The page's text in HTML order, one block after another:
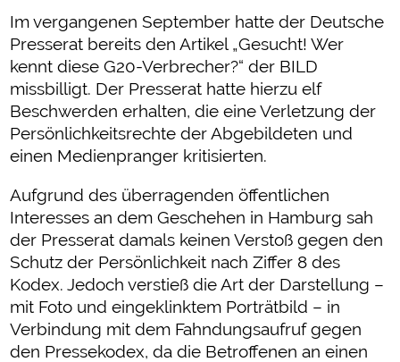
Im vergangenen September hatte der Deutsche
Presserat bereits den Artikel „Gesucht! Wer
kennt diese G20-Verbrecher?“ der BILD
missbilligt. Der Presserat hatte hierzu elf
Beschwerden erhalten, die eine Verletzung der
Persönlichkeitsrechte der Abgebildeten und
einen Medienpranger kritisierten.
Aufgrund des überragenden öffentlichen
Interesses an dem Geschehen in Hamburg sah
der Presserat damals keinen Verstoß gegen den
Schutz der Persönlichkeit nach Ziffer 8 des
Kodex. Jedoch verstieß die Art der Darstellung –
mit Foto und eingeklinktem Porträtbild – in
Verbindung mit dem Fahndungsaufruf gegen
den Pressekodex, da die Betroffenen an einen